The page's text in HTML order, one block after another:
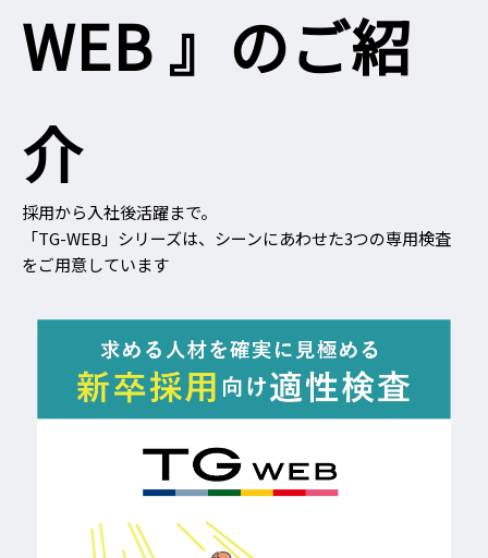
WEB 』のご紹
介
採用から入社後活躍まで。
「TG-WEB」シリーズは、シーンにあわせた3つの専用検査
をご用意しています